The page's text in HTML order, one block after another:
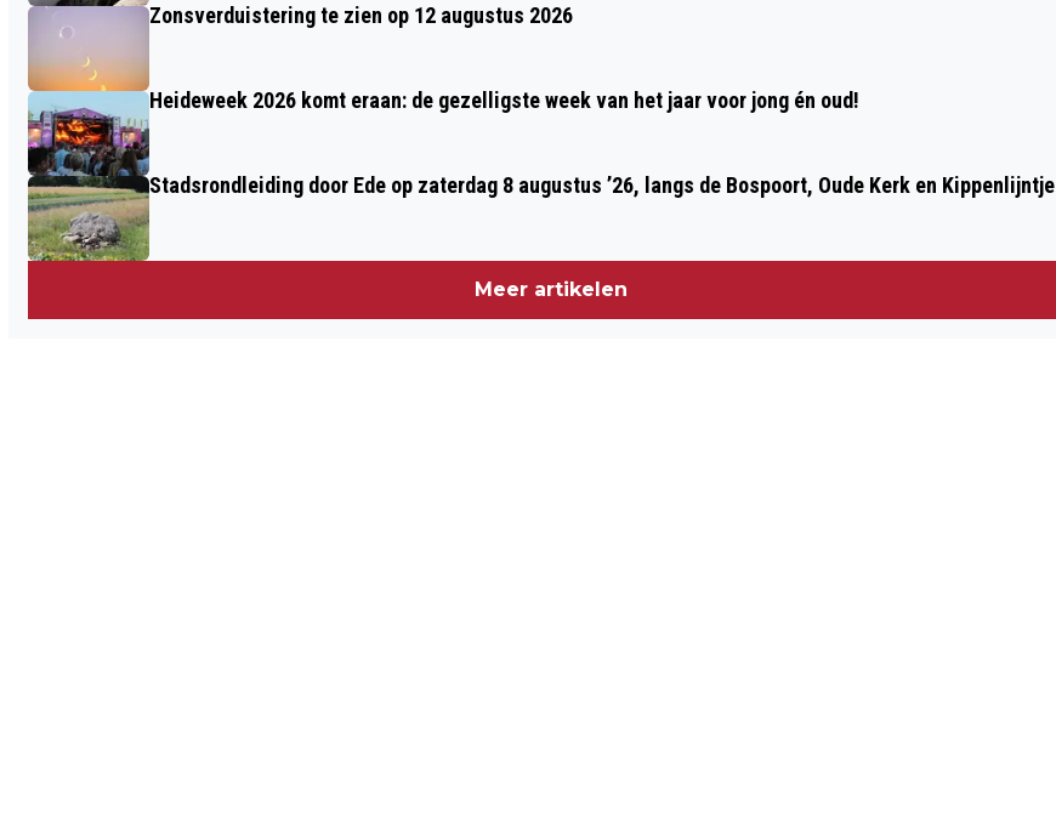
Zonsverduistering te zien op 12 augustus 2026
Heideweek 2026 komt eraan: de gezelligste week van het jaar voor jong én oud!
Stadsrondleiding door Ede op zaterdag 8 augustus ’26, langs de Bospoort, Oude Kerk en Kippenlijntje
Meer artikelen